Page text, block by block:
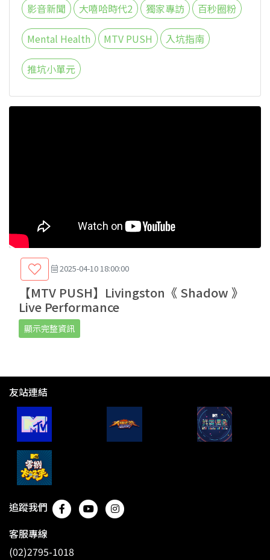
影音新聞 大嘻哈時代2 獨家專訪 百秒圈粉
Mental Health MTV PUSH 入坑指南
推坑小單元
2025-04-10 18:00:00
【MTV PUSH】Livingston《 Shadow 》
Live Performance
顯示完整資訊
友站連結
追蹤我們
客服專線
(02)2795-1018